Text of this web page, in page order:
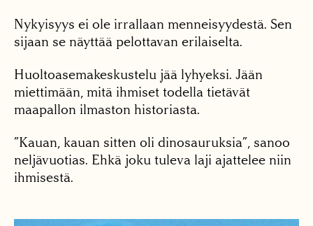
Nykyisyys ei ole irrallaan menneisyydestä. Sen
sijaan se näyttää pelottavan erilaiselta.
Huoltoasemakeskustelu jää lyhyeksi. Jään
miettimään, mitä ihmiset todella tietävät
maapallon ilmaston historiasta.
”Kauan, kauan sitten oli dinosauruksia”, sanoo
neljävuotias. Ehkä joku tuleva laji ajattelee niin
ihmisestä.